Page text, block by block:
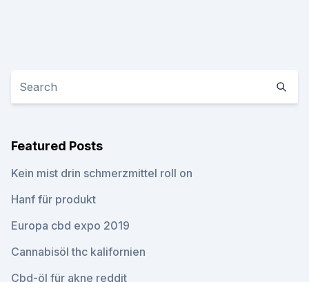
Featured Posts
Kein mist drin schmerzmittel roll on
Hanf für produkt
Europa cbd expo 2019
Cannabisöl thc kalifornien
Cbd-öl für akne reddit